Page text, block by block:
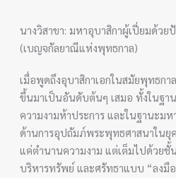
นางวิสาขา: มหาอุบาสิกาผู้เปี่ยมด้ว
(เบญจกัลยาณีแห่งพุทธกาล)
เมื่อพูดถึงอุบาสิกาเอกในสมัยพุทธก
ขึ้นมาเป็นอันดับต้นๆ เสมอ ทั้งในฐา
ความงามห้าประการ และในฐานะม
ด้านการอุปถัมภ์พระพุทธศาสนาในยุ
แค่ตำนานความงาม แต่เต็มไปด้วยชั้
บริหารทรัพย์ และศรัทธาแบบ “ลงมื